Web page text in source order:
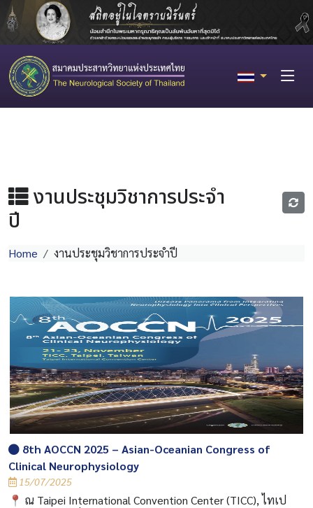
งานประชุมวิชาการประจำ
ปี
Home งานประชุมวิชาการประจำปี
8th AOCCN 2025 – Asian-Oceanian Congress of
Clinical Neurophysiology
15/07/2025
📍 ณ Taipei International Convention Center (TICC), ไทเป